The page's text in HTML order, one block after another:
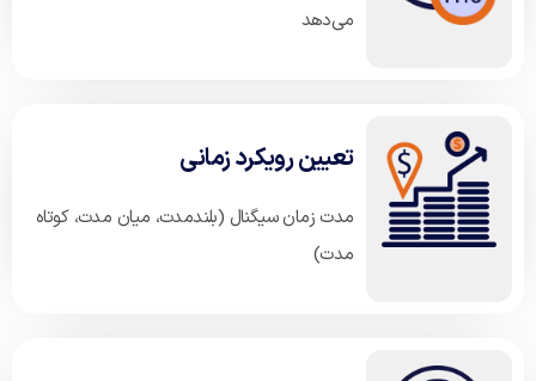
می‌دهد
تعیین رویکرد زمانی
مدت زمان سیگنال (بلندمدت، میان مدت، کوتاه
مدت)